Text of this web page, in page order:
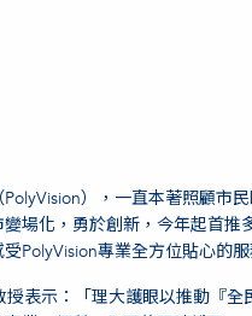
），一直本著照顧市
場化，勇於創新，今年起首推
PolyVision專業全方位貼心的服
表示：「理大護眼以推動『全